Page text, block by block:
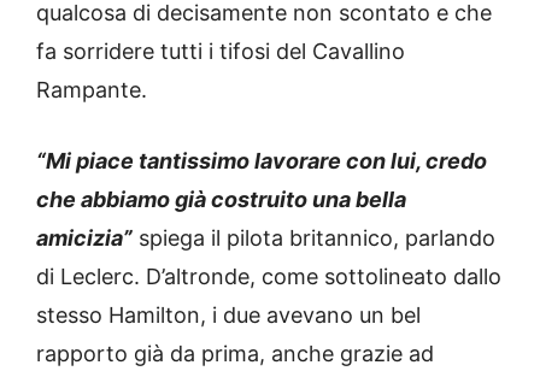
qualcosa di decisamente non scontato e che
fa sorridere tutti i tifosi del Cavallino
Rampante.
“Mi piace tantissimo lavorare con lui, credo
che abbiamo già costruito una bella
amicizia” spiega il pilota britannico, parlando
di Leclerc. D’altronde, come sottolineato dallo
stesso Hamilton, i due avevano un bel
rapporto già da prima, anche grazie ad